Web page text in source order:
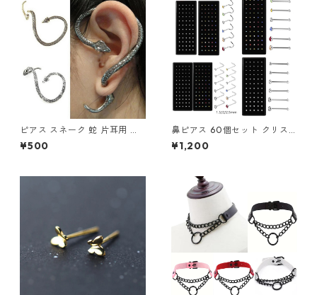
ピアス スネーク 蛇 片耳用 ス
ネークピアス レディース メン
ズ ユニセックス アクセサリー
¥500
鼻ピアス 60個セット クリス
タル ストレート L字型 スクリ
ュー 3種類 ジュエル 鼻ピ ボデ
軟骨ピアス 新品 アクセサリー
レディース メンズ ユニセック
¥1,200